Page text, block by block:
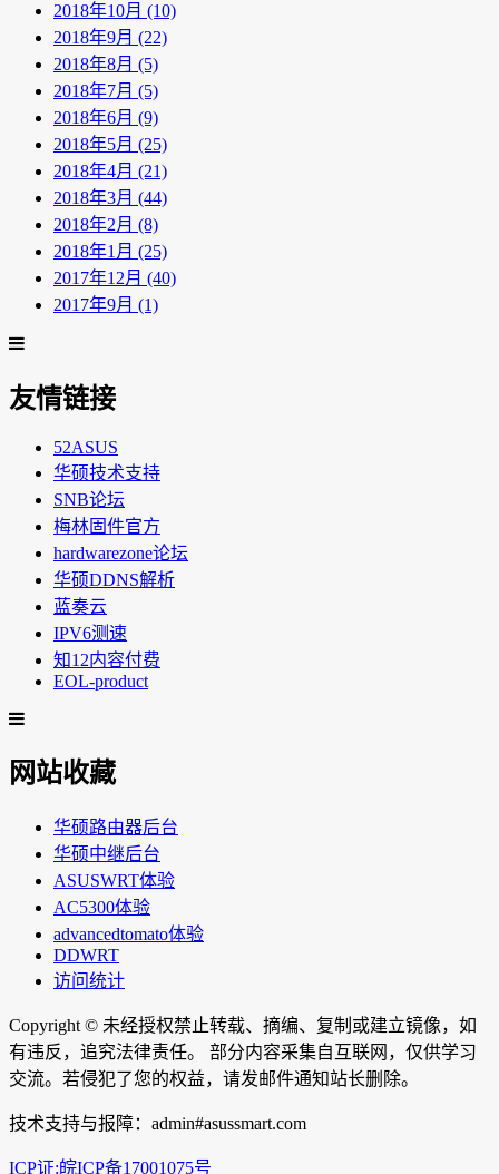
2018年10月 (10)
2018年9月 (22)
2018年8月 (5)
2018年7月 (5)
2018年6月 (9)
2018年5月 (25)
2018年4月 (21)
2018年3月 (44)
2018年2月 (8)
2018年1月 (25)
2017年12月 (40)
2017年9月 (1)
友情链接
52ASUS
华硕技术支持
SNB论坛
梅林固件官方
hardwarezone论坛
华硕DDNS解析
蓝奏云
IPV6测速
知12内容付费
EOL-product
网站收藏
华硕路由器后台
华硕中继后台
ASUSWRT体验
AC5300体验
advancedtomato体验
DDWRT
访问统计
Copyright © 未经授权禁止转载、摘编、复制或建立镜像，如
有违反，追究法律责任。 部分内容采集自互联网，仅供学习
交流。若侵犯了您的权益，请发邮件通知站长删除。
技术支持与报障：admin#asussmart.com
ICP证:皖ICP备17001075号